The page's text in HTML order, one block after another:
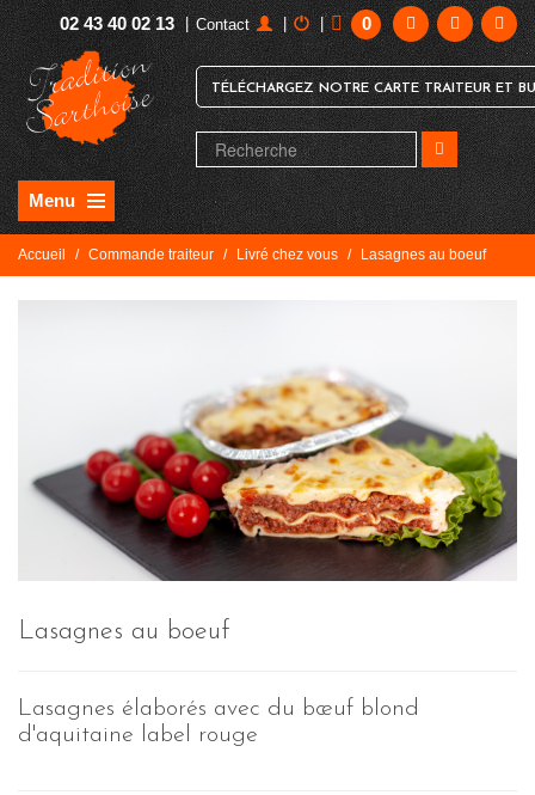
02 43 40 02 13 | Contact | | 0
TÉLÉCHARGEZ NOTRE CARTE TRAITEUR ET
Menu
Accueil / Commande traiteur / Livré chez vous / Lasagnes au boeuf
Lasagnes au boeuf
Lasagnes élaborés avec du bœuf blond
d'aquitaine label rouge